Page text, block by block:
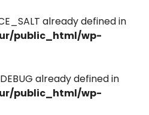
already defined in
public_html/wp-
already defined in
public_html/wp-